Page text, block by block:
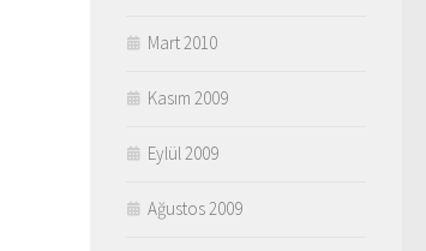
Mart 2010
Kasım 2009
Eylül 2009
Ağustos 2009